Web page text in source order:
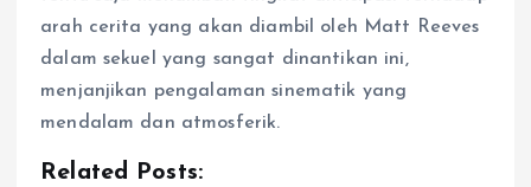
arah cerita yang akan diambil oleh Matt Reeves
dalam sekuel yang sangat dinantikan ini,
menjanjikan pengalaman sinematik yang
mendalam dan atmosferik.
Related Posts: